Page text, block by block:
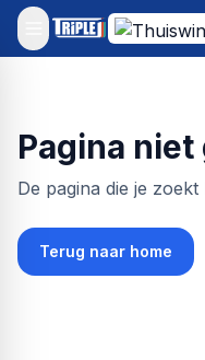
Pagina
De pagina die je
Terug naar home